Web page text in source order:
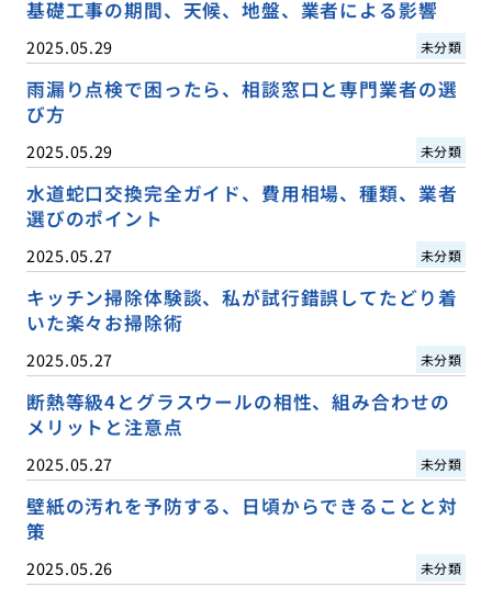
基礎工事の期間、天候、地盤、業者による影響
2025.05.29 未分類
雨漏り点検で困ったら、相談窓口と専門業者の選
び方
2025.05.29 未分類
水道蛇口交換完全ガイド、費用相場、種類、業者
選びのポイント
2025.05.27 未分類
キッチン掃除体験談、私が試行錯誤してたどり着
いた楽々お掃除術
2025.05.27 未分類
断熱等級4とグラスウールの相性、組み合わせの
メリットと注意点
2025.05.27 未分類
壁紙の汚れを予防する、日頃からできることと対
策
2025.05.26 未分類